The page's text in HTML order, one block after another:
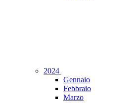
2024
Gennaio
Febbraio
Marzo